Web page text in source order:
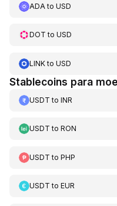
ADA to USD
DOT to USD
LINKto USD
Stablecoins para
USDT to INR
USDT to RON
USDT to PHP
USDT to EUR